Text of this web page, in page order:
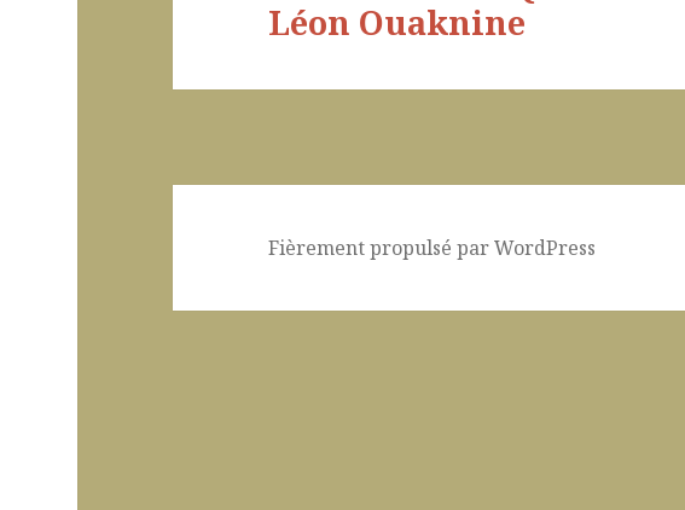
Léon Ouaknine
Fièrement propulsé par WordPress